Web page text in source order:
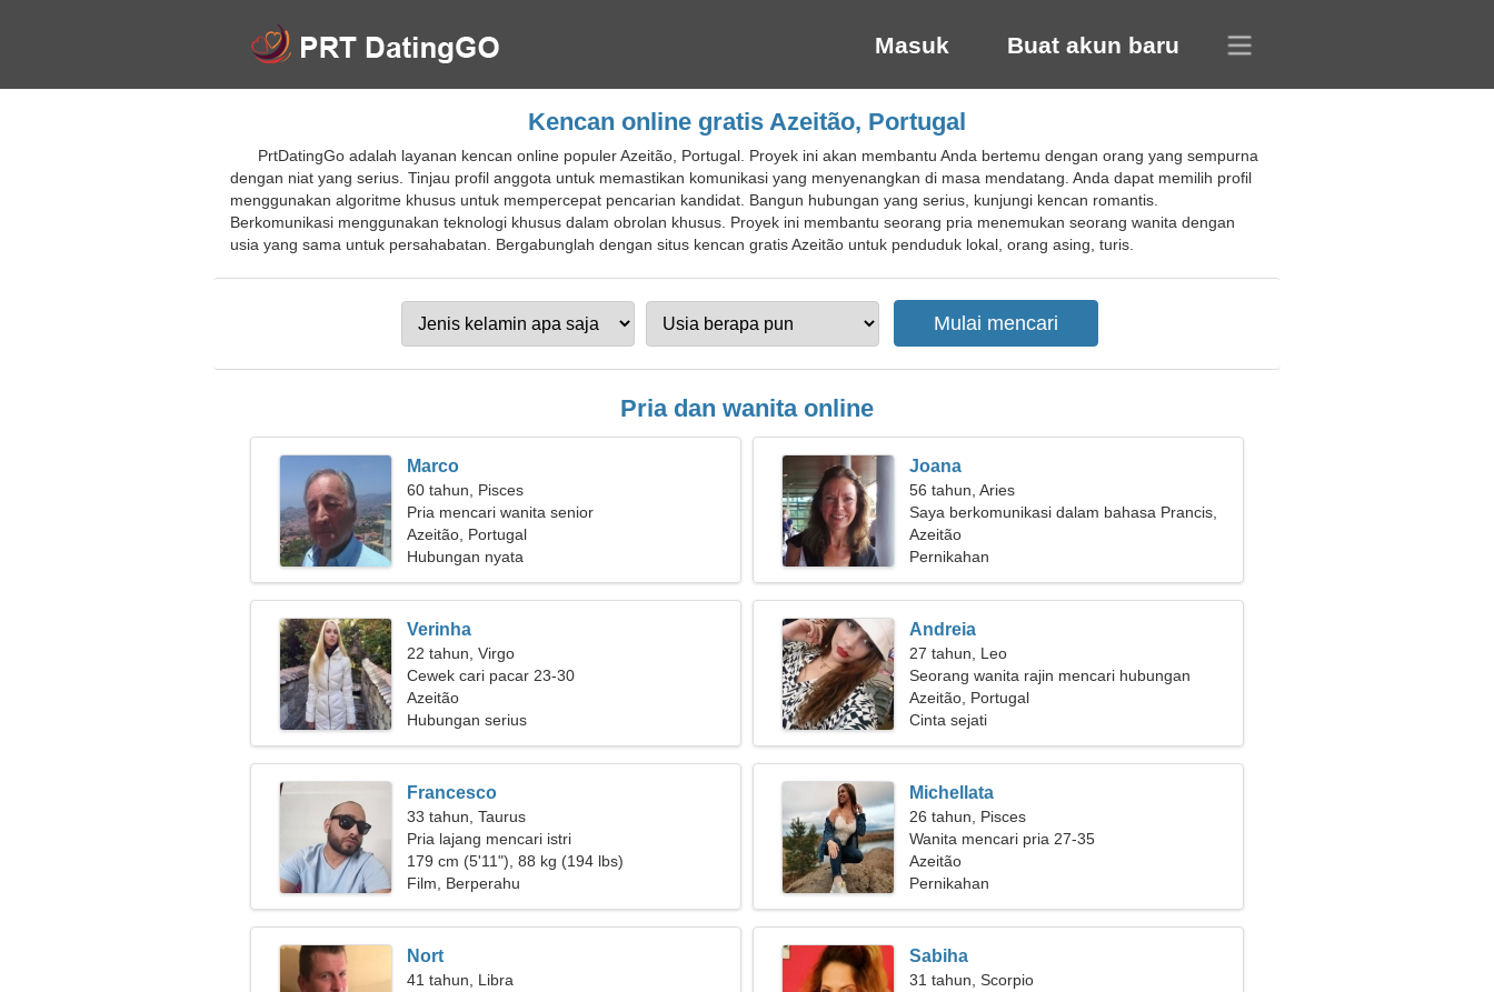
Masuk Buat akun baru
Kencan online gratis Azeitão, Portugal
PrtDatingGo adalah layanan kencan online populer Azeitão, Portugal. Proyek ini akan membantu Anda bertemu dengan orang yang sempurna
dengan niat yang serius. Tinjau profil anggota untuk memastikan komunikasi yang menyenangkan di masa mendatang. Anda dapat memilih profil
menggunakan algoritme khusus untuk mempercepat pencarian kandidat. Bangun hubungan yang serius, kunjungi kencan romantis.
Berkomunikasi menggunakan teknologi khusus dalam obrolan khusus. Proyek ini membantu seorang pria menemukan seorang wanita dengan
usia yang sama untuk persahabatan. Bergabunglah dengan situs kencan gratis Azeitão untuk penduduk lokal, orang asing, turis.
Pria dan wanita online
Marco
60 tahun, Pisces
Pria mencari wanita senior
Azeitão, Portugal
Hubungan nyata
Joana
56 tahun, Aries
Saya berkomunikasi dalam bahasa Prancis,
Portugis
Azeitão
Pernikahan
Verinha
22 tahun, Virgo
Cewek cari pacar 23-30
Azeitão
Hubungan serius
Andreia
27 tahun, Leo
Seorang wanita rajin mencari hubungan
jangka panjang
Azeitão, Portugal
Cinta sejati
Francesco
33 tahun, Taurus
Pria lajang mencari istri
179 cm (5'11"), 88 kg (194 lbs)
Film, Berperahu
Michellata
26 tahun, Pisces
Wanita mencari pria 27-35
Azeitão
Pernikahan
Nort
41 tahun, Libra
Sabiha
31 tahun, Scorpio